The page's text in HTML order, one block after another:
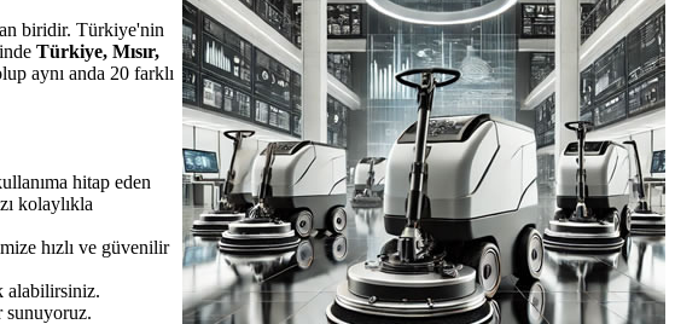
biridir. Türkiye'nin
Türkiye, Mısır,
aynı anda 20 farklı
hitap eden
kolaylıkla
hızlı ve güvenilir
alabilirsiniz.
sunuyoruz.